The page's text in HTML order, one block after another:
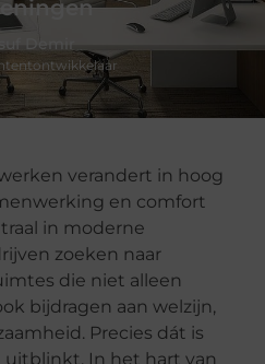
Demir
verandert in hoog
en comfort
in moderne
zoeken naar
die niet alleen
bijdragen aan welzijn,
Precies dát is
uitblinkt. In het hart van